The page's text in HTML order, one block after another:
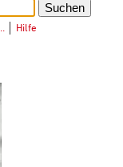
Hilfe